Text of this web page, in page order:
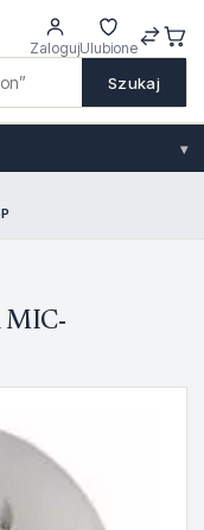
Szukaj
ZalogujUlubione
▾
MIC-